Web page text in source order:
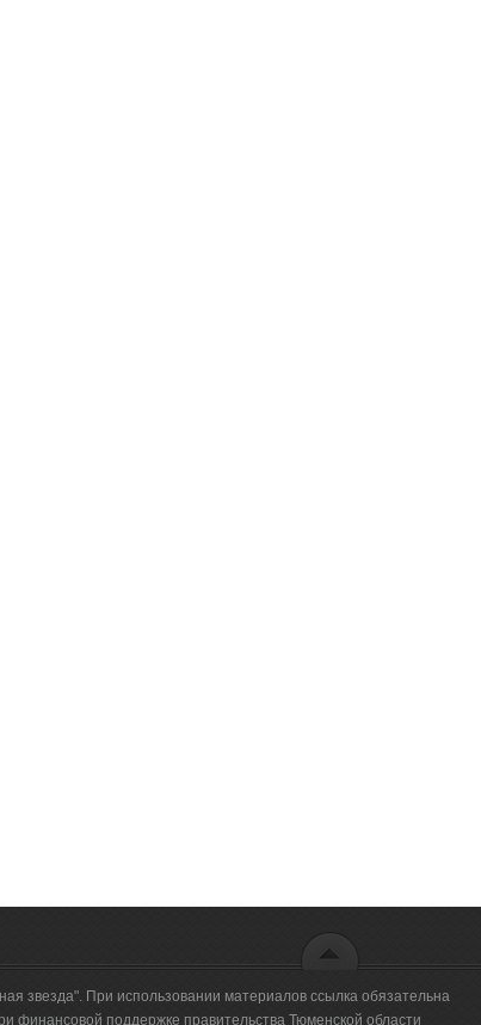
звезда". При использовании материалов ссылка обязательна
финансовой поддержке правительства Тюменской области